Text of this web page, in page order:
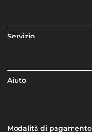
Servizio
Aiuto
Modalità di pagamento